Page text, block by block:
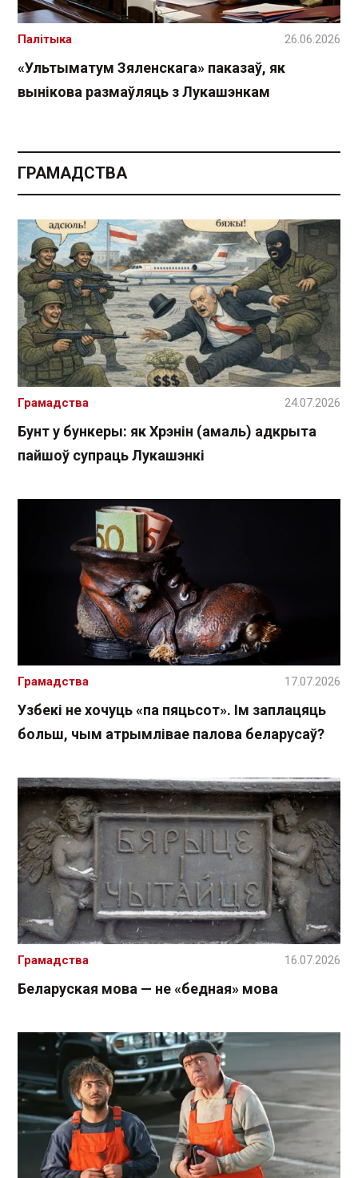
«Ультыматум Зяленскага» паказаў, як
вынікова размаўляць з Лукашэнкам
Палітыка 26.06.2026
ГРАМАДСТВА
Бунт у бункеры: як Хрэнін (амаль) адкрыта
пайшоў супраць Лукашэнкі
Грамадства 24.07.2026
Узбекі не хочуць «па пяцьсот». Ім заплацяць
больш, чым атрымлівае палова беларусаў?
Грамадства 17.07.2026
Беларуская мова — не «бедная» мова
Грамадства 16.07.2026